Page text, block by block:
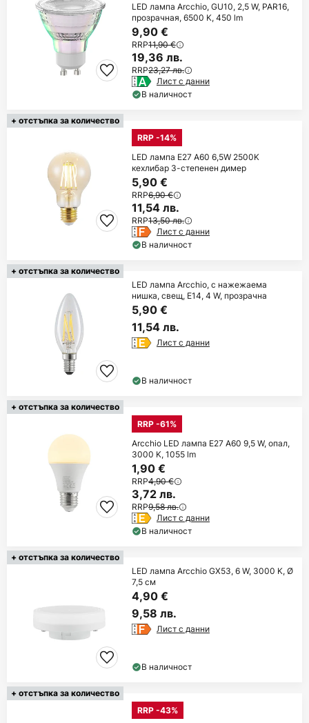
LED лампа Arcchio, GU10, 2,5 W, PAR16,
прозрачная, 6500 K, 450 lm
9,90 €
RRP11,90 €
19,36 лв.
RRP23,27 лв.
Лист с данни
В наличност
+ отстъпка за количество
RRP -14%
LED лампа E27 A60 6,5W 2500K
кехлибар 3-степенен димер
5,90 €
RRP6,90 €
11,54 лв.
RRP13,50 лв.
Лист с данни
В наличност
+ отстъпка за количество
LED лампа Arcchio, с нажежаема
нишка, свещ, E14, 4 W, прозрачна
5,90 €
11,54 лв.
Лист с данни
В наличност
+ отстъпка за количество
RRP -61%
Arcchio LED лампа E27 A60 9,5 W, опал,
3000 K, 1055 lm
1,90 €
RRP4,90 €
3,72 лв.
RRP9,58 лв.
Лист с данни
В наличност
+ отстъпка за количество
LED лампа Arcchio GX53, 6 W, 3000 K, Ø
7,5 см
4,90 €
9,58 лв.
Лист с данни
В наличност
+ отстъпка за количество
RRP -43%